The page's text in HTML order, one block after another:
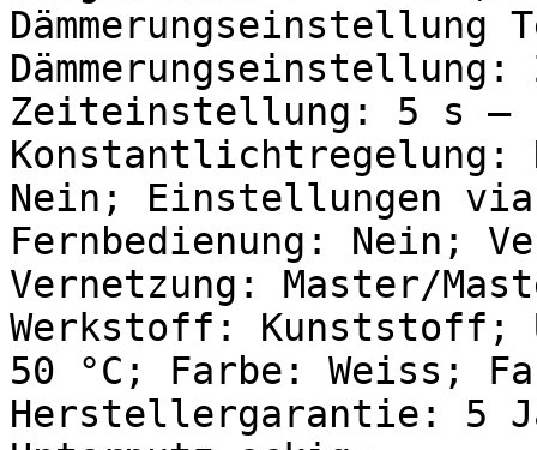
Dämmerungseinstellung
Zeiteinstellung: 5 s –
Nein; Einstellungen
Fernbedienung: Nein;
Vernetzung: Master/
Werkstoff: Kunststoff;
50 °C; Farbe: Weiss;
Herstellergarantie: 5